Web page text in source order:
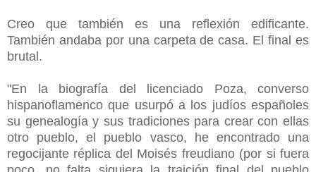
Creo que también es una reflexión edificante.
También andaba por una carpeta de casa. El final es
brutal.
"En la biografía del licenciado Poza, converso
hispanoflamenco que usurpó a los judíos españoles
su genealogía y sus tradiciones para crear con ellas
otro pueblo, el pueblo vasco, he encontrado una
regocijante réplica del Moisés freudiano (por si fuera